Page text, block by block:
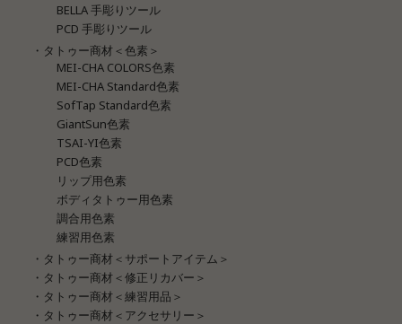
BELLA 手彫りツール
PCD 手彫りツール
・タトゥー商材＜色素＞
MEI-CHA COLORS色素
MEI-CHA Standard色素
SofTap Standard色素
GiantSun色素
TSAI-YI色素
PCD色素
リップ用色素
ボディタトゥー用色素
調合用色素
練習用色素
・タトゥー商材＜サポートアイテム＞
・タトゥー商材＜修正リカバー＞
・タトゥー商材＜練習用品＞
・タトゥー商材＜アクセサリー＞